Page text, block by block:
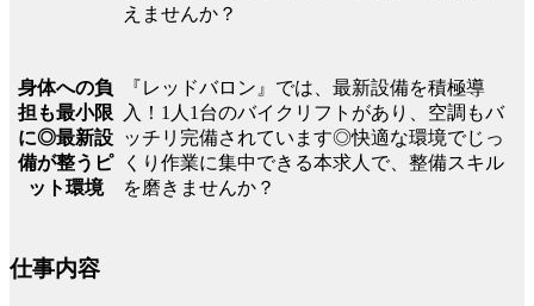
えませんか？
身体への負
担も最小限
に◎最新設
備が整うピ
ット環境
『レッドバロン』では、最新設備を積極導
入！1人1台のバイクリフトがあり、空調もバ
ッチリ完備されています◎快適な環境でじっ
くり作業に集中できる本求人で、整備スキル
を磨きませんか？
仕事内容